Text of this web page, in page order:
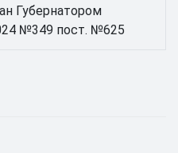
Губернатором
№349 пост. №625